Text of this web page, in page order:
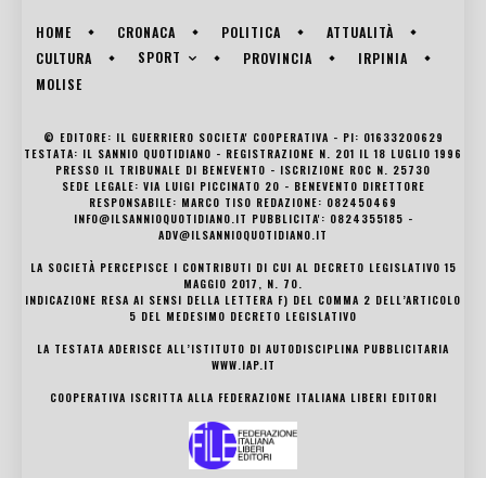
HOME CRONACA POLITICA
ATTUALITÀ
CULTURA
SPORT PROVINCIA
IRPINIA
MOLISE
© EDITORE: IL GUERRIERO SOCIETA' COOPERATIVA - PI: 01633200629
TESTATA: IL SANNIO QUOTIDIANO - REGISTRAZIONE N. 201 IL 18 LUGLIO 1996
PRESSO IL TRIBUNALE DI BENEVENTO - ISCRIZIONE ROC N. 25730
SEDE LEGALE: VIA LUIGI PICCINATO 20 - BENEVENTO DIRETTORE
RESPONSABILE: MARCO TISO REDAZIONE: 082450469
INFO@ILSANNIOQUOTIDIANO.IT PUBBLICITA': 0824355185 -
ADV@ILSANNIOQUOTIDIANO.IT
LA SOCIETÀ PERCEPISCE I CONTRIBUTI DI CUI AL DECRETO LEGISLATIVO 15
MAGGIO 2017, N. 70.
INDICAZIONE RESA AI SENSI DELLA LETTERA F) DEL COMMA 2 DELL’ARTICOLO
5 DEL MEDESIMO DECRETO LEGISLATIVO
LA TESTATA ADERISCE ALL’ISTITUTO DI AUTODISCIPLINA PUBBLICITARIA
WWW.IAP.IT
COOPERATIVA ISCRITTA ALLA FEDERAZIONE ITALIANA LIBERI EDITORI